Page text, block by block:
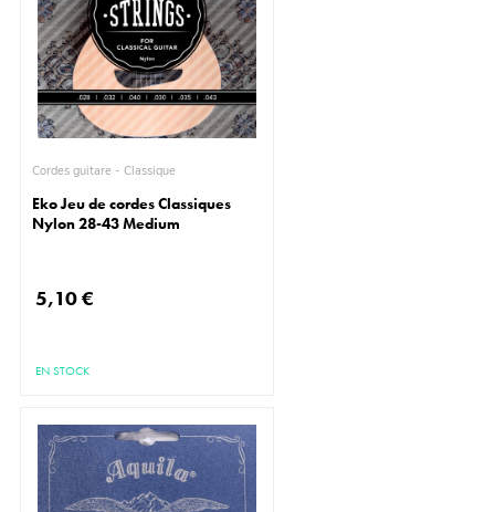
Cordes guitare - Classique
Eko Jeu de cordes Classiques
Nylon 28-43 Medium
5,10 €
EN STOCK